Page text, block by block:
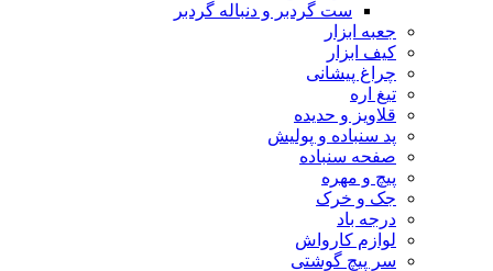
ست گردبر و دنباله گردبر
جعبه ابزار
کیف ابزار
چراغ پیشانی
تیغ اره
قلاویز و حدیده
پد سنباده و پولیش
صفحه سنباده
پیچ و مهره
جک و خرک
درجه باد
لوازم کارواش
سر پیچ گوشتی